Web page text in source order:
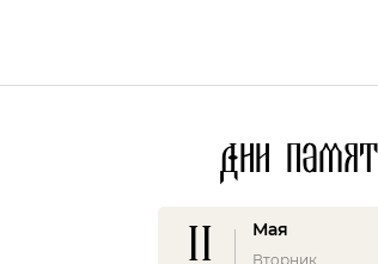
Дни
11 Мая
Вторник